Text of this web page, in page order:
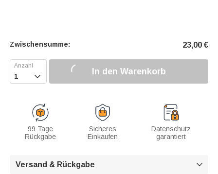
Zwischensumme: 23,00 €
 In den Warenkorb
99 Tage
Rückgabe
Sicheres
Einkaufen
Datenschutz
garantiert
Versand & Rückgabe 